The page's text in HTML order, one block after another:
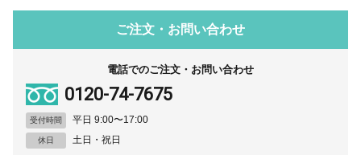
ご注文・お問い合わせ
電話でのご注文・お問い合わせ
0120-74-7675
受付時間 平日 9:00〜17:00
休日 土日・祝日